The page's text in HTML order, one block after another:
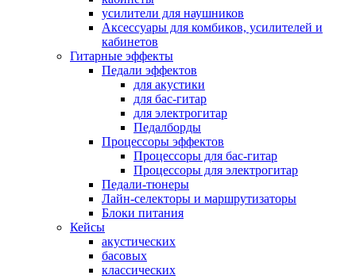
усилители для наушников
Аксессуары для комбиков, усилителей и
кабинетов
Гитарные эффекты
Педали эффектов
для акустики
для бас-гитар
для электрогитар
Педалборды
Процессоры эффектов
Процессоры для бас-гитар
Процессоры для электрогитар
Педали-тюнеры
Лайн-селекторы и маршрутизаторы
Блоки питания
Кейсы
акустических
басовых
классических